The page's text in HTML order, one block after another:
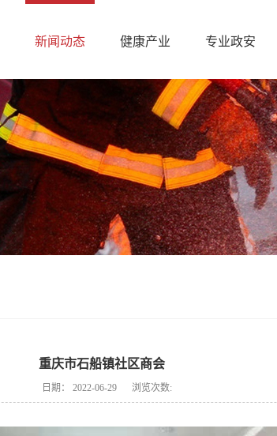
新闻动态 健康产业 专业政安
重庆市石船镇社区商会
日期： 2022-06-29 浏览次数: